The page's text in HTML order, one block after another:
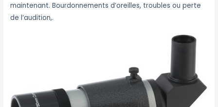
maintenant. Bourdonnements d’oreilles, troubles ou perte
de l’audition,.